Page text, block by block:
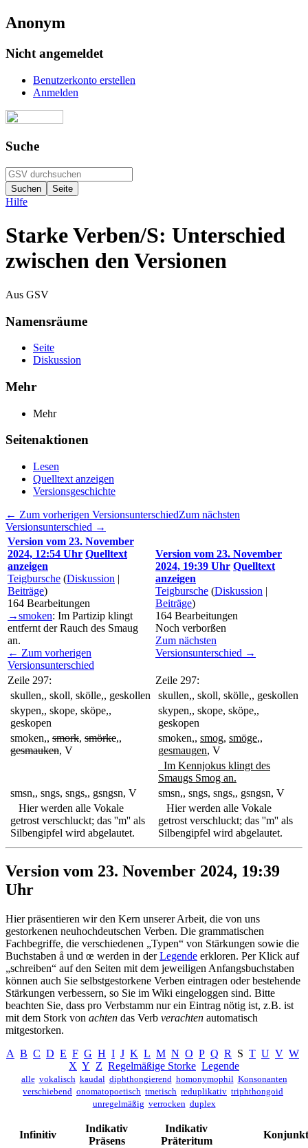
Anonym
Nicht angemeldet
Benutzerkonto erstellen
Anmelden
Suche
Hilfe
Starke Verben/S: Unterschied
zwischen den Versionen
Aus GSV
Namensräume
Seite
Diskussion
Mehr
Mehr
Seitenaktionen
Lesen
Quelltext anzeigen
Versionsgeschichte
← Zum vorherigen VersionsunterschiedZum nächsten
Versionsunterschied →
Version vom 23. November
2024, 12:54 Uhr Quelltext
anzeigen
Teigbursche (Diskussion |
Beiträge)
164 Bearbeitungen
→smoken: Im Partizip klingt
entfernt der Rauch des Smaug
an.
← Zum vorherigen
Versionsunterschied
Version vom 23. November
2024, 19:39 Uhr Quelltext
anzeigen
Teigbursche (Diskussion |
Beiträge)
164 Bearbeitungen
Noch verborßen
Zum nächsten
Versionsunterschied →
Zeile 297:
Zeile 297:
skullen,, skoll, skölle,, geskollen
skullen,, skoll, skölle,, geskollen
skypen,, skope, sköpe,,
geskopen
skypen,, skope, sköpe,,
geskopen
smoken,, smork, smörke,,
gesmauken, V
smoken,, smog, smöge,,
gesmaugen, V
Im Kennjokus klingt des
Smaugs Smog an.
smsn,, sngs, sngs,, gsngsn, V
smsn,, sngs, sngs,, gsngsn, V
Hier werden alle Vokale
getrost verschluckt; das ''m'' als
Silbengipfel wird abgelautet.
Hier werden alle Vokale
getrost verschluckt; das ''m'' als
Silbengipfel wird abgelautet.
Version vom 23. November 2024, 19:39
Uhr
Hier präsentieren wir den Kern unserer Arbeit, die von uns
gestorkenen neuhochdeutschen Verben. Die grammatischen
Fachbegriffe, die verschiedenen „Typen“ von Stärkungen sowie die
Buchstaben å und œ werden in derLegende erkloren. Per Klick auf
„schreiben“ auf den Seiten mit dem jeweiligen Anfangsbuchstaben
können auch Sie selbstgestorkene Verben eintragen oder bestehende
Stärkungen verbessern, so Sie im Wiki eingeloggen sind. Bitte
beachten Sie, dass pro Verbstamm nur ein Eintrag nötig ist, z.B. ist
mit dem Stork von achten das Verb verachten automatisch
mitgestorken.
A B C D E F G H I J K L M N O P Q R S T U V W
X Y Z Regelmäßige Storke Legende
alle vokalisch kaudal diphthongierend homonymophil Konsonanten
verschiebend onomatopoetisch tmetisch reduplikativ triphthongoid
unregelmäßig verrocken duplex
Infinitiv
Indikativ
Präsens
Indikativ
Präteritum